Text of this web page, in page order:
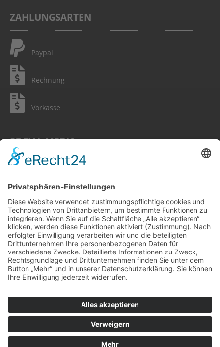
ZAHLUNGSARTEN
Paypal
Rechnung
Vorkasse
SOCIAL MEDIA
Unsere Kunden bewerten uns mit 4,9 von 5 möglichen
Sternen.
Bewertungen lesen